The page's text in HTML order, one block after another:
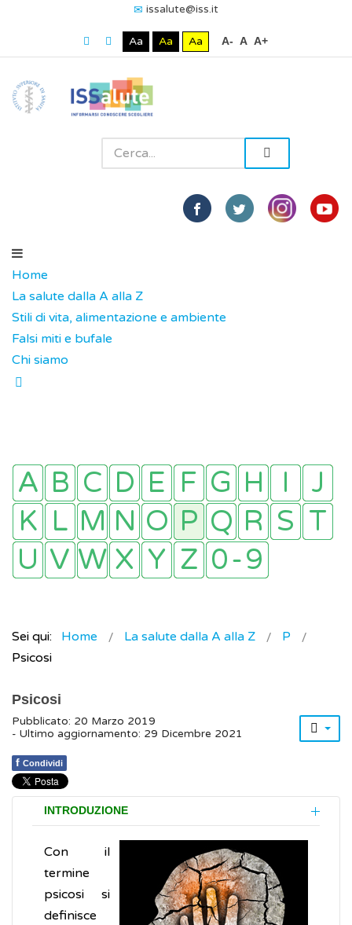
issalute@iss.it
Aa Aa Aa A- A A+
Home
La salute dalla A alla Z
Stili di vita, alimentazione e ambiente
Falsi miti e bufale
Chi siamo
Sei qui: Home La salute dalla A alla Z
P
Psicosi
Psicosi
Pubblicato: 20 Marzo 2019
- Ultimo aggiornamento: 29 Dicembre 2021
f Condividi
INTRODUZIONE
Con il
termine
psicosi si
definisce